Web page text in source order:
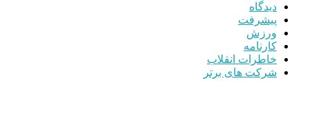
دیدگاه
پیشرفت
ورزش
کارنامه
خاطرات انقلاب
شرکت های برتر